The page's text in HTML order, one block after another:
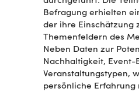
Befragung erhielten
der ihre Einschätzung
Themenfeldern des
Neben Daten zur
Nachhaltigkeit, Event-
Veranstaltungstypen,
persönliche Erfahrung